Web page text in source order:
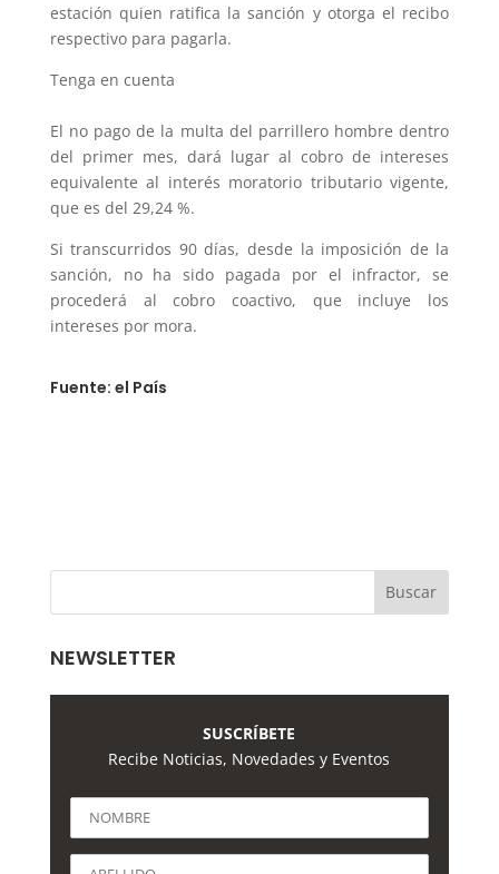
estación quien ratifica la sanción y otorga el recibo
respectivo para pagarla.
Tenga en cuenta
El no pago de la multa del parrillero hombre dentro
del primer mes, dará lugar al cobro de intereses
equivalente al interés moratorio tributario vigente,
que es del 29,24 %.
Si transcurridos 90 días, desde la imposición de la
sanción, no ha sido pagada por el infractor, se
procederá al cobro coactivo, que incluye los
intereses por mora.
Fuente: el País
NEWSLETTER
SUSCRÍBETE
Recibe Noticias, Novedades y Eventos